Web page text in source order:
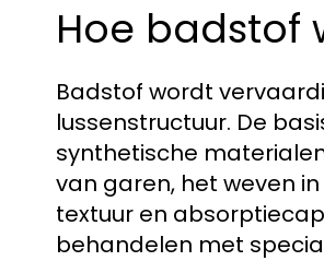
Hoe badstof
Badstof wordt
lussenstructuur. De
synthetische
van garen, het weven
textuur en
behandelen met